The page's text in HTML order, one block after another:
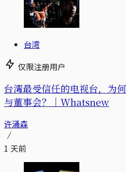
台湾
仅限注册用户
台湾最受信任的电视台，为
与董事会？｜Whatsnew
许涌森
1 天前